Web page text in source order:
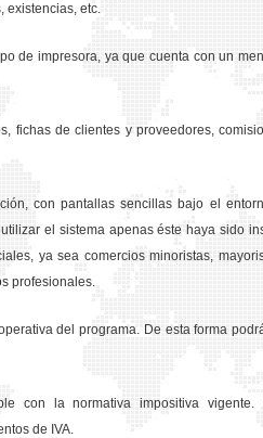
existencias, etc.
de impresora, ya que cuenta con un
fichas de clientes y proveedores,
con pantallas sencillas bajo el
el sistema apenas éste haya sido
ya sea comercios minoristas,
profesionales.
del programa. De esta forma
con la normativa impositiva vigente.
de IVA.